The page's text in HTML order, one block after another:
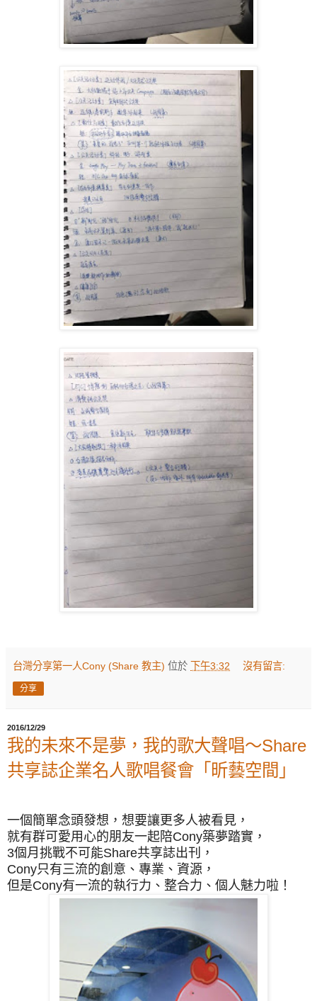
台灣分享第一人Cony (Share 教主) 位於 下午3:32 沒有留言:
分享
2016/12/29
我的未來不是夢，我的歌大聲唱～Share
共享誌企業名人歌唱餐會「昕藝空間」
一個簡單念頭發想，想要讓更多人被看見，
就有群可愛用心的朋友一起陪Cony築夢踏實，
3個月挑戰不可能Share共享誌出刊，
Cony只有三流的創意、專業、資源，
但是Cony有一流的執行力、整合力、個人魅力啦！